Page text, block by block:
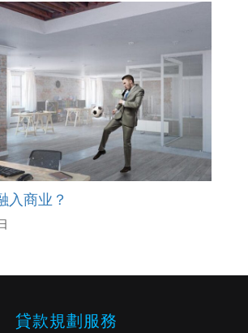
入商业？
貸款規劃服務